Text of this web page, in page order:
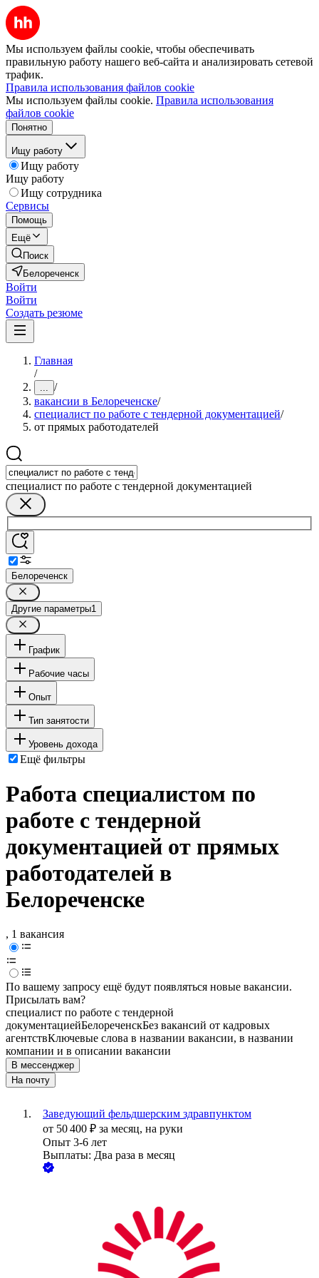
Мы используем файлы cookie, чтобы обеспечивать
правильную работу нашего веб-сайта и анализировать сетевой
трафик.
Правила использования файлов cookie
Мы используем файлы cookie. Правила использования
файлов cookie
Понятно
Ищу работу
Ищу работу
Ищу работу
Ищу сотрудника
Сервисы
Помощь
Ещё
Поиск
Белореченск
Войти
Войти
Создать резюме
Главная
/
... /
вакансии в Белореченске/
специалист по работе с тендерной документацией/
от прямых работодателей
специалист по работе с тендерной документацией
Белореченск
Другие параметры1
График
Рабочие часы
Опыт
Тип занятости
Уровень дохода
Ещё фильтры
Работа специалистом по
работе с тендерной
документацией от прямых
работодателей в
Белореченске
, 1 вакансия
По вашему запросу ещё будут появляться новые вакансии.
Присылать вам?
специалист по работе с тендерной
документациейБелореченскБез вакансий от кадровых
агентствКлючевые слова в названии вакансии, в названии
компании и в описании вакансии
В мессенджер
На почту
Заведующий фельдшерским здравпунктом
от 50 400 ₽ за месяц, на руки
Опыт 3-6 лет
Выплаты: Два раза в месяц